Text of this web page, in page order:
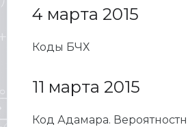
4 марта 2015
Коды БЧХ
11 марта 2015
Код Адамара.